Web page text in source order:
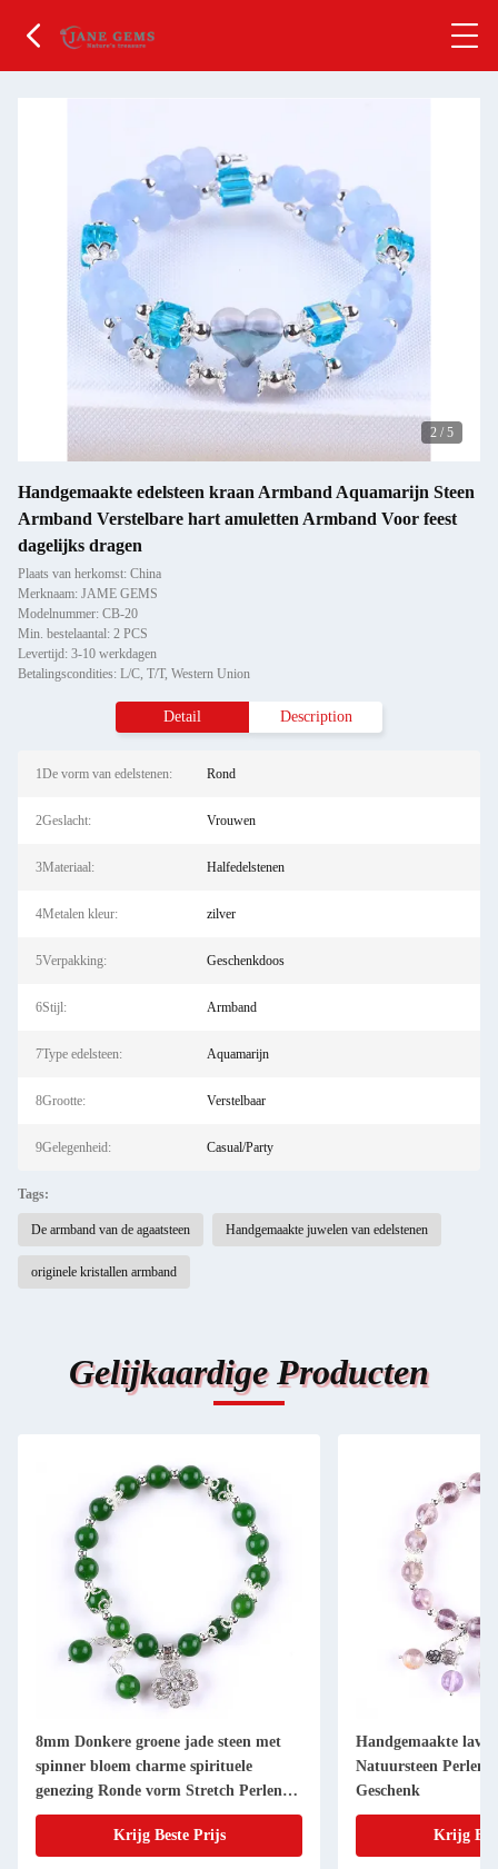
2 / 5
Handgemaakte edelsteen kraan Armband Aquamarijn Steen
Armband Verstelbare hart amuletten Armband Voor feest
dagelijks dragen
Plaats van herkomst: China
Merknaam: JAME GEMS
Modelnummer: CB-20
Min. bestelaantal: 2 PCS
Levertijd: 3-10 werkdagen
Betalingscondities: L/C, T/T, Western Union
Detail Description
1De vorm van edelstenen: Rond
2Geslacht: Vrouwen
3Materiaal: Halfedelstenen
4Metalen kleur: zilver
5Verpakking: Geschenkdoos
6Stijl: Armband
7Type edelsteen: Aquamarijn
8Grootte: Verstelbaar
9Gelegenheid: Casual/Party
Tags:
De armband van de agaatsteen Handgemaakte juwelen van edelstenen
originele kristallen armband
Gelijkaardige Producten
8mm Donkere groene jade steen met
spinner bloem charme spirituele
genezing Ronde vorm Stretch Perlen
Armband
Krijg Beste Prijs
Handgemaakte
Natuursteen Perlen
Geschenk
Krijg